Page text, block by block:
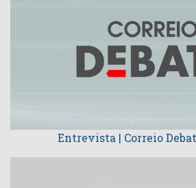
Entrevista | Correio